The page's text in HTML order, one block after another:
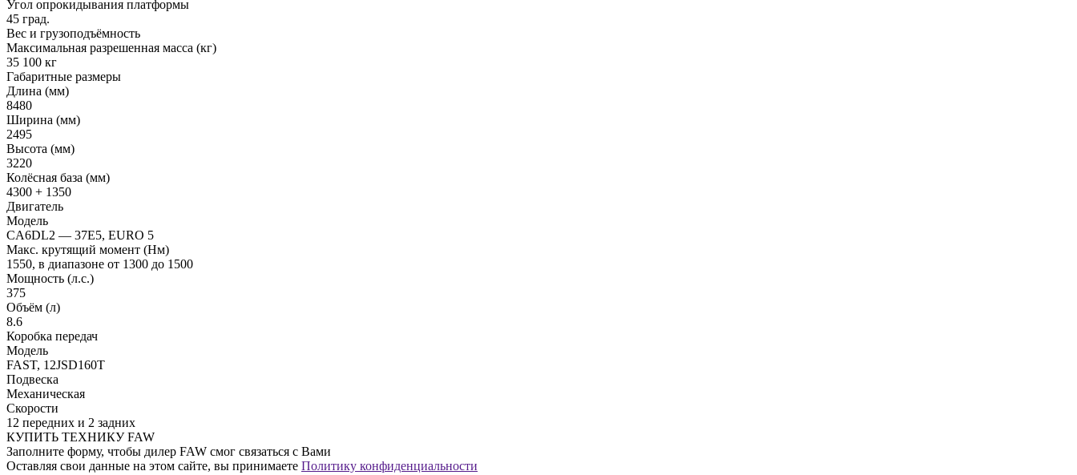
Угол опрокидывания платформы
45 град.
Вес и грузоподъёмность
Максимальная разрешенная масса (кг)
35 100 кг
Габаритные размеры
Длина (мм)
8480
Ширина (мм)
2495
Высота (мм)
3220
Колёсная база (мм)
4300 + 1350
Двигатель
Модель
CA6DL2 — 37Е5, EURO 5
Макс. крутящий момент (Нм)
1550, в диапазоне от 1300 до 1500
Мощность (л.с.)
375
Объём (л)
8.6
Коробка передач
Модель
FAST, 12JSD160T
Подвеска
Механическая
Скорости
12 передних и 2 задних
КУПИТЬ ТЕХНИКУ FAW
Заполните форму, чтобы дилер FAW смог связаться с Вами
Оставляя свои данные на этом сайте, вы принимаете Политику конфиденциальности